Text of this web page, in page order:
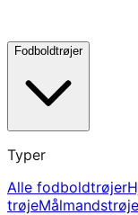
Fodboldtrøjer
Typer
Alle fodboldtrøjer
trøje